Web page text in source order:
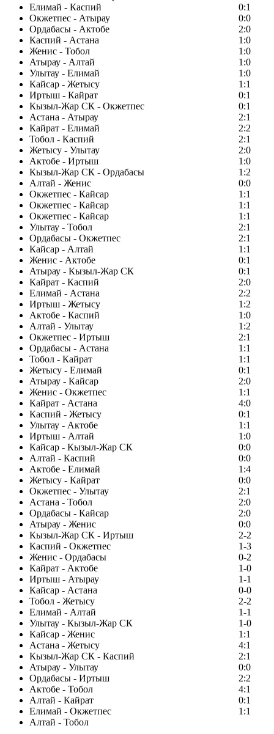
Елимай - Каспий
0:1
Окжетпес - Атырау
0:0
Ордабасы - Актобе
2:0
Каспий - Астана
1:0
Женис - Тобол
1:0
Атырау - Алтай
1:0
Улытау - Елимай
1:0
Кайсар - Жетысу
1:1
Иртыш - Кайрат
0:1
Кызыл-Жар СК - Окжетпес
0:1
Астана - Атырау
2:1
Кайрат - Елимай
2:2
Тобол - Каспий
2:1
Жетысу - Улытау
2:0
Актобе - Иртыш
1:0
Кызыл-Жар СК - Ордабасы
1:2
Алтай - Женис
0:0
Окжетпес - Кайсар
1:1
Окжетпес - Кайсар
1:1
Окжетпес - Кайсар
1:1
Улытау - Тобол
2:1
Ордабасы - Окжетпес
2:1
Кайсар - Алтай
1:1
Женис - Актобе
0:1
Атырау - Кызыл-Жар СК
0:1
Кайрат - Каспий
2:0
Елимай - Астана
2:2
Иртыш - Жетысу
1:2
Актобе - Каспий
1:0
Алтай - Улытау
1:2
Окжетпес - Иртыш
2:1
Ордабасы - Астана
1:1
Тобол - Кайрат
1:1
Жетысу - Елимай
0:1
Атырау - Кайсар
2:0
Женис - Окжетпес
1:1
Кайрат - Астана
4:0
Каспий - Жетысу
0:1
Улытау - Актобе
1:1
Иртыш - Алтай
1:0
Кайсар - Кызыл-Жар СК
0:0
Алтай - Каспий
0:0
Актобе - Елимай
1:4
Жетысу - Кайрат
0:0
Окжетпес - Улытау
2:1
Астана - Тобол
2:0
Ордабасы - Кайсар
2:0
Атырау - Женис
0:0
Кызыл-Жар СК - Иртыш
2-2
Каспий - Окжетпес
1-3
Женис - Ордабасы
0-2
Кайрат - Актобе
1-0
Иртыш - Атырау
1-1
Кайсар - Астана
0-0
Тобол - Жетысу
2-2
Елимай - Алтай
1-1
Улытау - Кызыл-Жар СК
1-0
Кайсар - Женис
1:1
Астана - Жетысу
4:1
Кызыл-Жар СК - Каспий
2:1
Атырау - Улытау
0:0
Ордабасы - Иртыш
2:2
Актобе - Тобол
4:1
Алтай - Кайрат
0:1
Елимай - Окжетпес
1:1
Алтай - Тобол